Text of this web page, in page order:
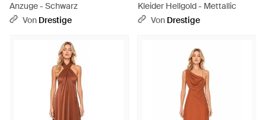
Anzuge - Schwarz
Von Drestige
Kleider Hellgold - Mettallic
Von Drestige